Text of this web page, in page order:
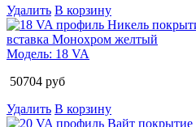
Удалить В корзину
Модель: 18 VA
50704 руб
Удалить В корзину